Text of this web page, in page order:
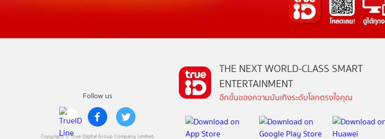
Follow us
Copyright © True Digital Group Company Limited.
THE NEXT WORLD-CLASS SMART
ENTERTAINMENT
อีกขั้นของความบันเทิงระดับโลกตรงใจคุณ